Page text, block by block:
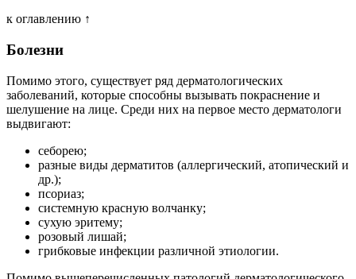
к оглавлению ↑
Болезни
Помимо этого, существует ряд дерматологических
заболеваний, которые способны вызывать покраснение и
шелушение на лице. Среди них на первое место дерматологи
выдвигают:
себорею;
разные виды дерматитов (аллергический, атопический и
др.);
псориаз;
системную красную волчанку;
сухую эритему;
розовый лишай;
грибковые инфекции различной этиологии.